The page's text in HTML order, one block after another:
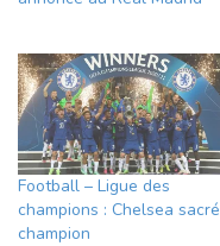
Football – Ligue des
champions : Chelsea sacré
champion